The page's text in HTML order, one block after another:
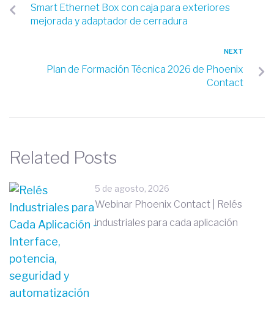
Smart Ethernet Box con caja para exteriores
mejorada y adaptador de cerradura
NEXT
Plan de Formación Técnica 2026 de Phoenix
Contact
Related Posts
5 de agosto, 2026
Webinar Phoenix Contact | Relés
industriales para cada aplicación